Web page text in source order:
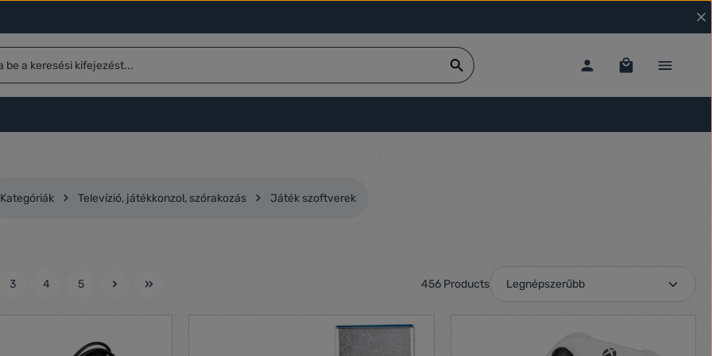
Kategóriák Televízió, játékkonzol, szórakozás Játék szoftverek
Oldal
3
Oldal
4
Oldal
5 456 Products